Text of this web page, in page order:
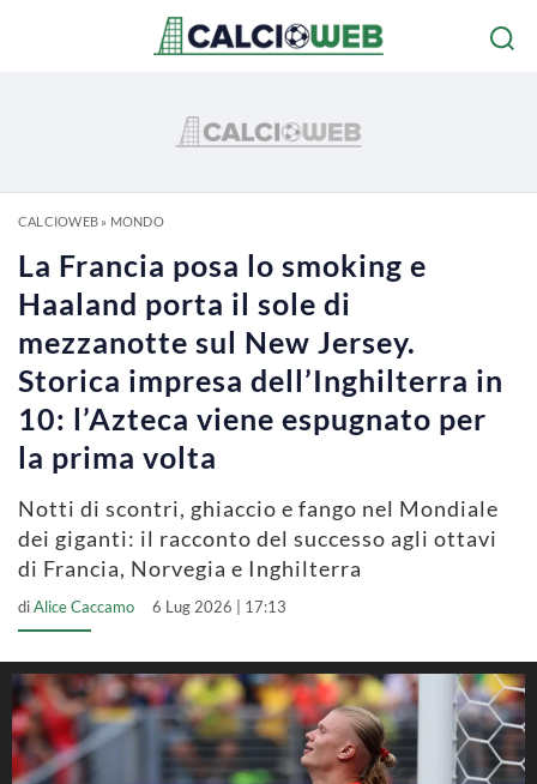
CALCIOWEB» MONDO
La Francia posa lo smoking e
Haaland porta il sole di
mezzanotte sul New Jersey.
Storica impresa dell’Inghilterra in
10: l’Azteca viene espugnato per
la prima volta
Notti di scontri, ghiaccio e fango nel Mondiale
dei giganti: il racconto del successo agli ottavi
di Francia, Norvegia e Inghilterra
di Alice Caccamo 6 Lug 2026 | 17:13